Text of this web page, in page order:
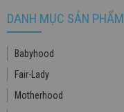
DANH MỤC SẢN PHẨM
Babyhood
Fair-Lady
Motherhood